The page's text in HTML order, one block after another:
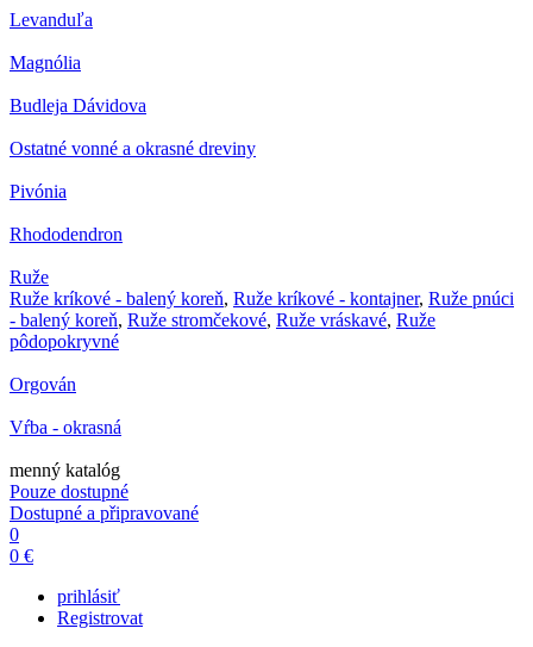
Levanduľa
Magnólia
Budleja Dávidova
Ostatné vonné a okrasné dreviny
Pivónia
Rhododendron
Ruže
Ruže kríkové - balený koreň, Ruže kríkové - kontajner, Ruže pnúci
- balený koreň, Ruže stromčekové, Ruže vráskavé, Ruže
pôdopokryvné
Orgován
Vŕba - okrasná
menný katalóg
Pouze dostupné
Dostupné a připravované
0
0 €
prihlásiť
Registrovat